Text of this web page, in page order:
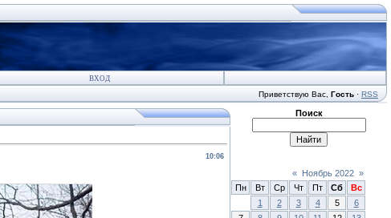
ВХОД
Приветствую Вас Гость · RSS
10:06
Поиск
« Ноябрь 2022 »
Пн
Вт Ср Чт Пт Сб
Вс
1
2 3 4 5
6